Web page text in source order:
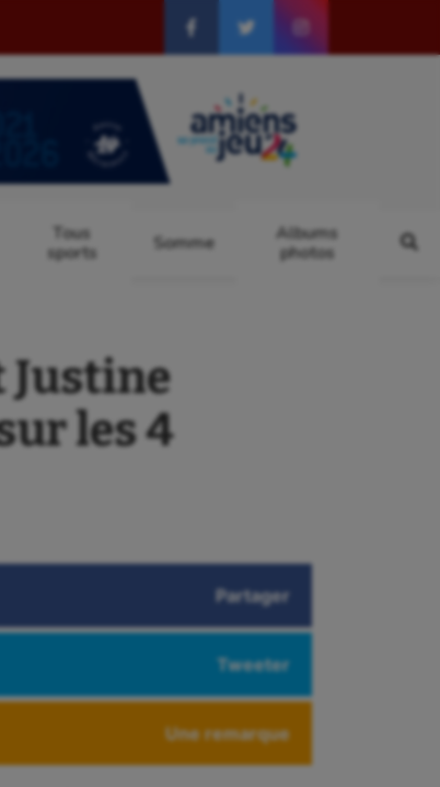
Tous
sports
Somme
Albums
photos
Justine
les 4
Partager
Tweeter
Une remarque